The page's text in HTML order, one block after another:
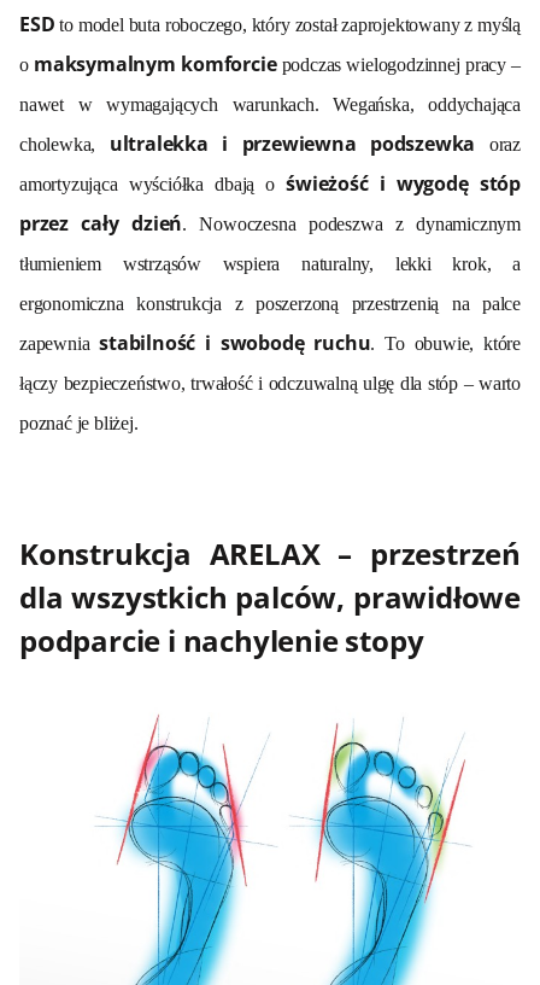
ESD to model buta roboczego, który został zaprojektowany z myślą
o maksymalnym komforciepodczas wielogodzinnej pracy –
nawet w wymagających warunkach. Wegańska, oddychająca
cholewka, ultralekka i przewiewna podszewka oraz
amortyzująca wyściółka dbają oświeżość i wygodę stóp
przez cały dzień. Nowoczesna podeszwa z dynamicznym
tłumieniem wstrząsów wspiera naturalny, lekki krok, a
ergonomiczna konstrukcja z poszerzoną przestrzenią na palce
zapewniastabilność i swobodę ruchu. To obuwie, które
łączy bezpieczeństwo, trwałość i odczuwalną ulgę dla stóp – warto
poznać je bliżej.
Konstrukcja ARELAX – przestrzeń
dla wszystkich palców, prawidłowe
podparcie i nachylenie stopy